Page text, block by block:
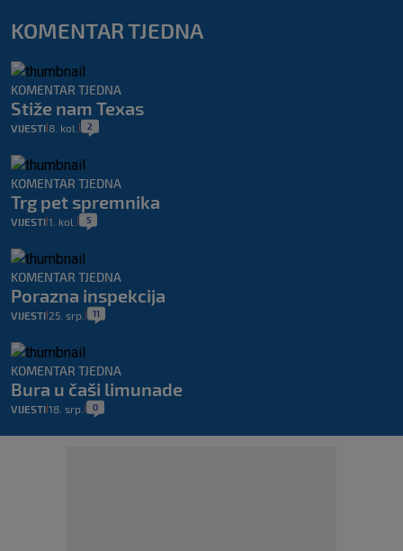
KOMENTAR TJEDNA
KOMENTAR TJEDNA
Stiže nam Texas
VIJESTI 8. kol. 2
KOMENTAR TJEDNA
Trg pet spremnika
VIJESTI 1. kol. 5
KOMENTAR TJEDNA
Porazna inspekcija
VIJESTI 25. srp. 11
KOMENTAR TJEDNA
Bura u čaši limunade
VIJESTI 18. srp. 0